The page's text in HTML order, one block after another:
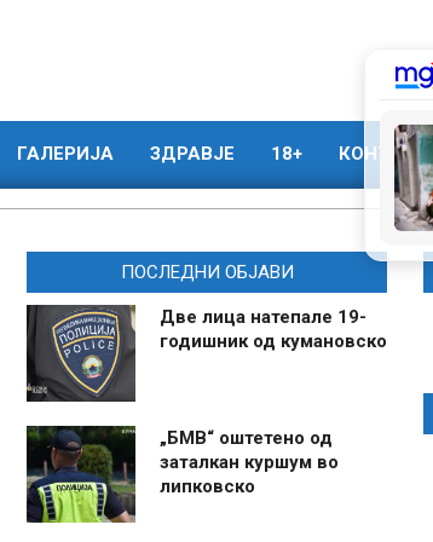
ГАЛЕРИЈА ЗДРАВЈЕ 18+ КОНТАКТ
ПОСЛЕДНИ ОБЈАВИ
Две лица натепале 19-
годишник од кумановско
„БМВ“ оштетено од
заталкан куршум во
липковско